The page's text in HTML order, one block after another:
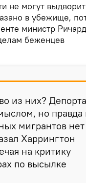
не могут
в убежище,
министр Ричард
беженцев
из них?
но правда
мигрантов нет
Харрингтон
на критику
по высылке